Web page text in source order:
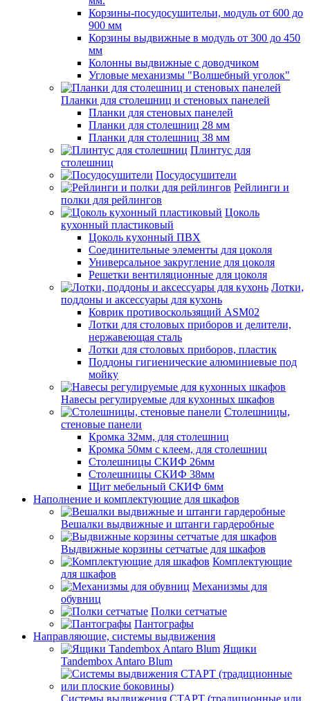
Корзины-посудосушительи, модуль от 600 до
900 мм
Корзины выдвижные в модуль от 300 до 450
мм
Колонны выдвижные с доводчиком
Угловые механизмы "Волшебный уголок"
Планки для столешниц и стеновых панелей
Планки для стеновых панелей
Планки для столешниц 28 мм
Планки для столешниц 38 мм
Плинтус для
столешниц
Посудосушители
Рейлинги и
полки для рейлингов
Цоколь
кухонный пластиковый
Цоколь кухонный ПВХ
Соединительные элементы для цоколя
Универсальное закругление для цоколя
Решетки вентиляционные для цоколя
Лотки,
поддоны и аксессуары для кухонь
Коврик противоскользящий ASM02
Лотки для столовых приборов и делители,
нержавеющая сталь
Лотки для столовых приборов, пластик
Поддоны гигиенические алюминиевые под
мойку
Навесы регулируемые для кухонных шкафов
Столешницы,
стеновые панели
Кромка 32мм, для столешниц
Кромка 50мм с клеем, для столешниц
Столешницы СКИФ 26мм
Столешницы СКИФ 38мм
Щит мебельный СКИФ 6мм
Наполнение и комплектующие для шкафов
Вешалки выдвижные и штанги гардеробные
Выдвижные корзины сетчатые для шкафов
Комплектующие
для шкафов
Механизмы для
обувниц
Полки сетчатые
Пантографы
Направляющие, системы выдвижения
Ящики
Tandembox Antaro Blum
Системы выдвижения СТАРТ (традиционные или